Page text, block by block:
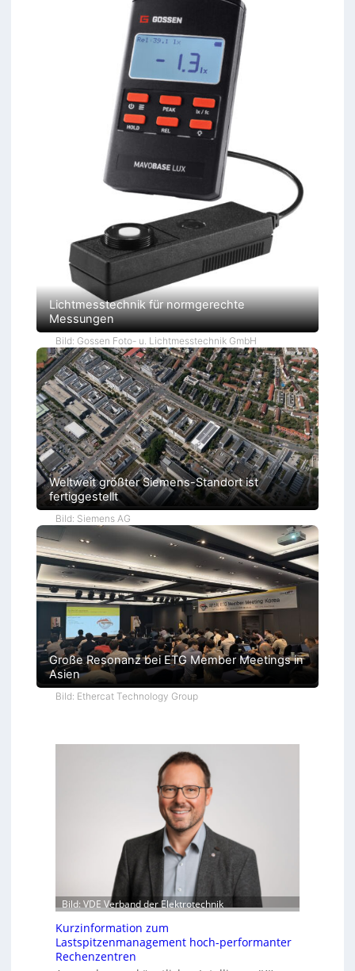
Lichtmesstechnik für normgerechte
Messungen
Bild: Gossen Foto- u. Lichtmesstechnik GmbH
Weltweit größter Siemens-Standort ist
fertiggestellt
Bild: Siemens AG
Große Resonanz bei ETG Member Meetings in
Asien
Bild: Ethercat Technology Group
Bild: VDE Verband der Elektrotechnik
Kurzinformation zum
Lastspitzenmanagement hoch-performanter
Rechenzentren